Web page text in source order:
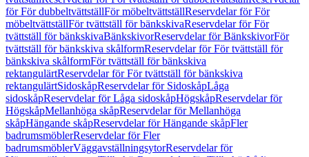
för För dubbeltvättställFör möbeltvättställReservdelar för För
möbeltvättställFör tvättställ för bänkskivaReservdelar för För
tvättställ för bänkskivaBänkskivorReservdelar för BänkskivorFör
tvättställ för bänkskiva skålformReservdelar för För tvättställ för
bänkskiva skålformFör tvättställ för bänkskiva
rektangulärtReservdelar för För tvättställ för bänkskiva
rektangulärtSidoskåpReservdelar för SidoskåpLåga
sidoskåpReservdelar för Låga sidoskåpHögskåpReservdelar för
HögskåpMellanhöga skåpReservdelar för Mellanhöga
skåpHängande skåpReservdelar för Hängande skåpFler
badrumsmöblerReservdelar för Fler
badrumsmöblerVäggavställningsytorReservdelar för